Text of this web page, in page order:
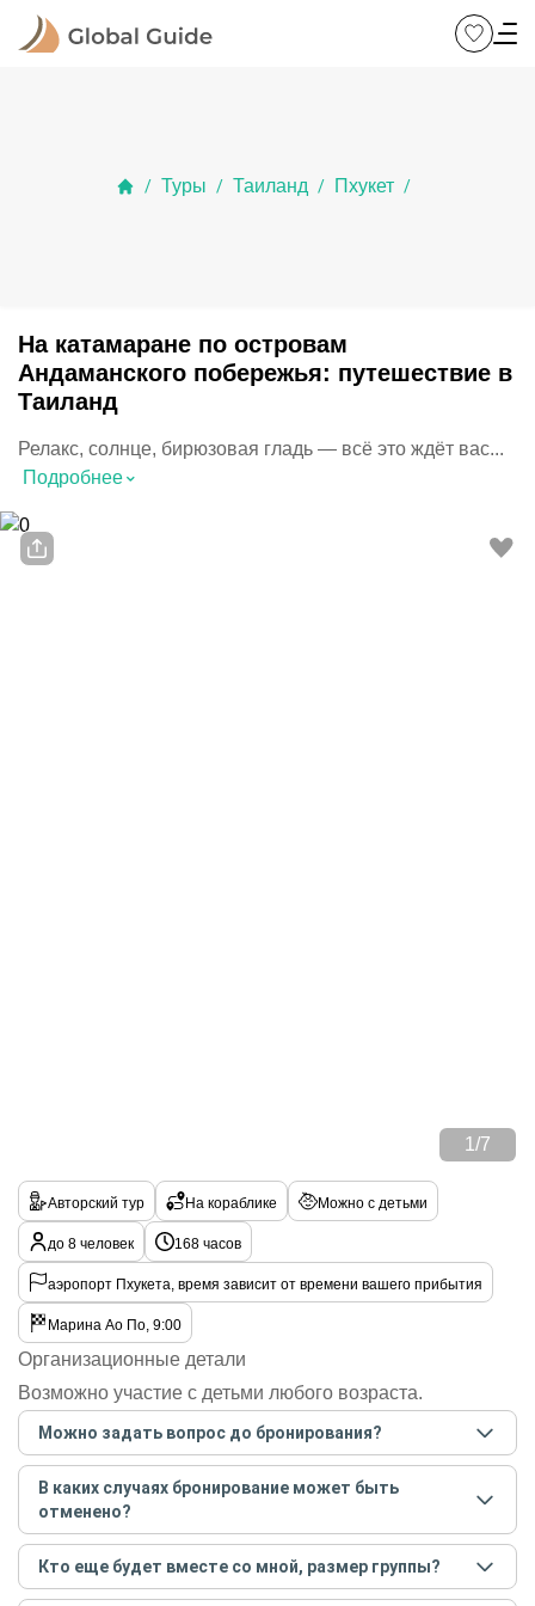
/ Туры / Таиланд / Пхукет /
На катамаране по островам
Андаманского побережья: путешествие в
Таиланд
Релакс, солнце, бирюзовая гладь — всё это ждёт вас...
Подробнее⌃
1 /7
Авторский тур На кораблике Можно с детьми
до 8 человек 168 часов
аэропорт Пхукета, время зависит от времени вашего прибытия
Марина Ао По, 9:00
Организационные детали
Возможно участие с детьми любого возраста.
Можно задать вопрос до бронирования?
Достаточно перейти по ссылке «Задать вопрос» и
написать гиду. Платить при этом не нужно. Сначала
согласуйте с гидом интересующие вас вопросы и после
этого бронируйте экскурсию.Задать вопрос.
В каких случаях бронирование может быть
отменено?
Только в случае неблагоприятных погодных условий,
например, если экскурсия на кораблике, а по прогнозу
погоды аномально-сильный ветер. При этом гид
Кто еще будет вместе со мной, размер группы?
Если экскурсия индивидуальная, гид проведет встречу